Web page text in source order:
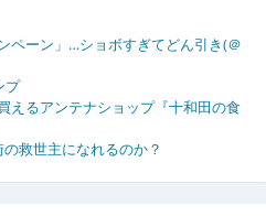
ペーン」…ショボすぎてどん引き(＠
プ
えるアンテナショップ『十和田の食
救世主になれるのか？